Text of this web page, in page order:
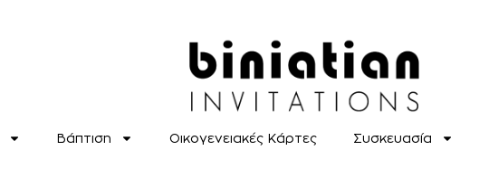
Βάπτιση Οικογενειακές Κάρτες Συσκευασία